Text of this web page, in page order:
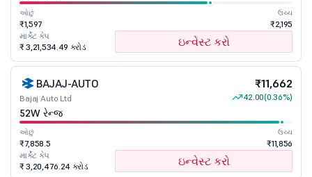
ઓછું
₹1,597
ઉચ્ચ
₹2,195
માર્કેટ કેપ
₹ 3,21,534.49 કરોડ
ઇન્વેસ્ટ કરો
BAJAJ-AUTO
Bajaj Auto Ltd
₹11,662
42.00(0.36%)
52W રેન્જ
ઓછું
₹7,858.5
ઉચ્ચ
₹11,856
માર્કેટ કેપ
₹ 3,20,476.24 કરોડ
ઇન્વેસ્ટ કરો